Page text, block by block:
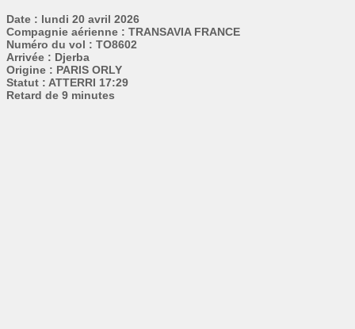
Date : lundi 20 avril 2026
Compagnie aérienne : TRANSAVIA FRANCE
Numéro du vol : TO8602
Arrivée : Djerba
Origine : PARIS ORLY
Statut : ATTERRI 17:29
Retard de 9 minutes